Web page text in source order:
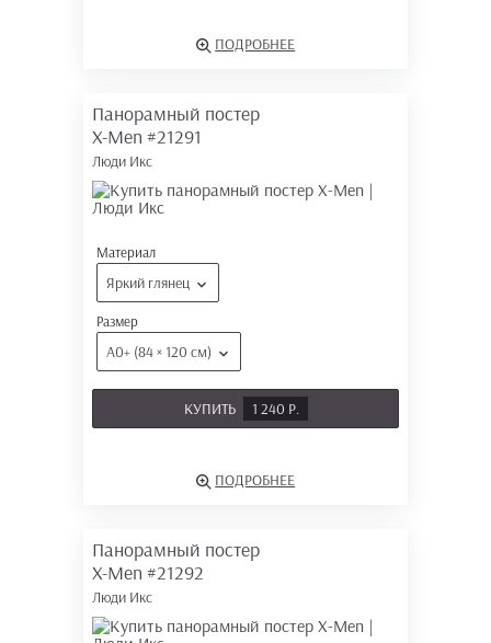
ПОДРОБНЕЕ
Панорамный постер
X-Men #21291
Люди Икс
Материал
Яркий глянец
Размер
А0+ (84 × 120 см)
КУПИТЬ 1 240 Р.
ПОДРОБНЕЕ
Панорамный постер
X-Men #21292
Люди Икс